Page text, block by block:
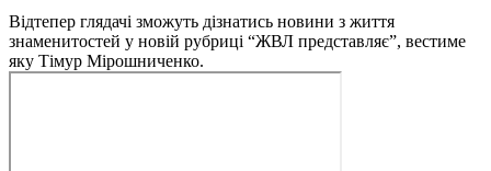
Відтепер глядачі зможуть дізнатись новини з життя
знаменитостей у новій рубриці “ЖВЛ представляє”, вестиме
яку Тімур Мірошниченко.